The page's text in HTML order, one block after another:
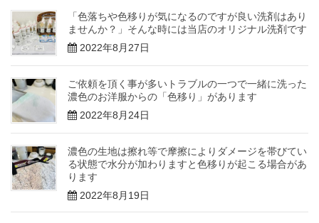
「色落ちや色移りが気になるのですが良い洗剤はあり
ませんか？」そんな時には当店のオリジナル洗剤です
2022年8月27日
ご依頼を頂く事が多いトラブルの一つで一緒に洗った
濃色のお洋服からの「色移り」があります
2022年8月24日
濃色の生地は擦れ等で摩擦によりダメージを帯びてい
る状態で水分が加わりますと色移りが起こる場合があ
ります
2022年8月19日